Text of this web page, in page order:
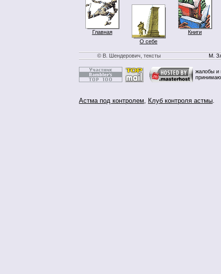
Главная
О себе
Книги
© В. Шендерович, тексты М.
жалобы и
Астма под контролем, Клуб контроля астмы.